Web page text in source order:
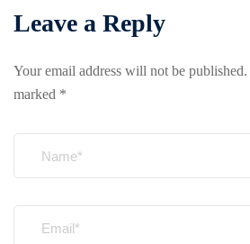
Leave a Reply
Your email address will not be published.
marked *